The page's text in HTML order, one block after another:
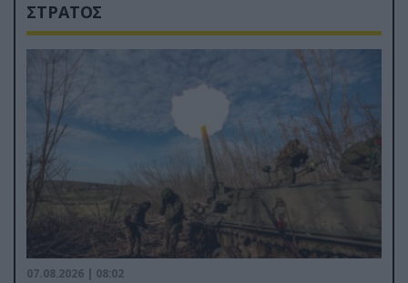
ΣΤΡΑΤΟΣ
07.08.2026 | 08:02